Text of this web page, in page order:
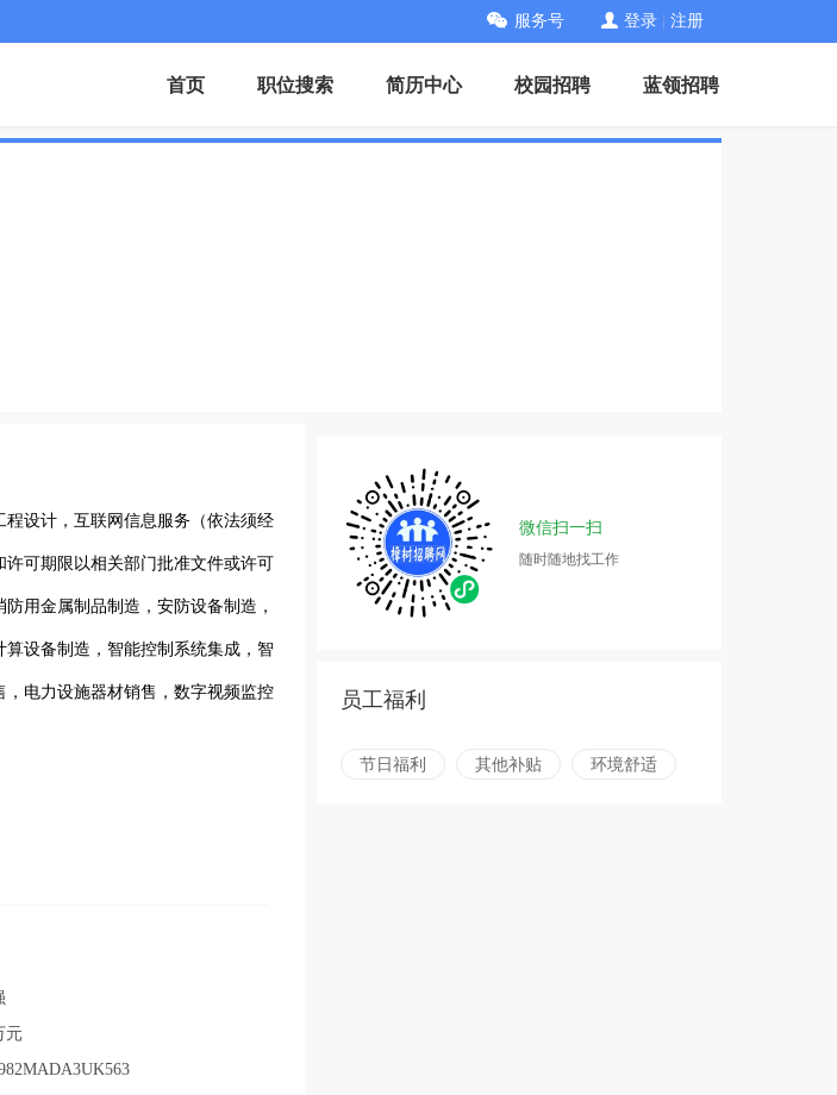
服务号 登录 注册
首页 职位搜索 简历中心 校园招聘 蓝领招聘
设计，互联网信息服务（依法须经
可期限以相关部门批准文件或许可
用金属制品制造，安防设备制造，
设备制造，智能控制系统集成，智
电力设施器材销售，数字视频监控
件销售，家居用品销售，教学专用
洁具销售，灯具销售，针纺织品销
制品除外），劳务服务（不含劳务
元
微信扫一扫
随时随地找工作
员工福利
节日福利 其他补贴 环境舒适